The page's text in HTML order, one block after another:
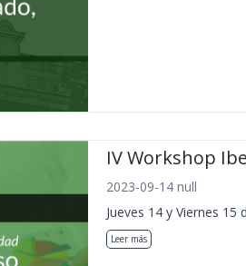
IV Workshop
2023-09-14 null
Jueves 14 y Viernes
Leer más